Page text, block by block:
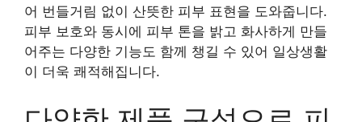
어 번들거림 없이 산뜻한 피부 표현을 도와줍니다.
피부 보호와 동시에 피부 톤을 밝고 화사하게 만들
어주는 다양한 기능도 함께 챙길 수 있어 일상생활
이 더욱 쾌적해집니다.